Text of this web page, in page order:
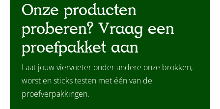
Onze producten
proberen? Vraag een
proefpakket aan
Laat jouw viervoeter onder andere onze brokken,
worst en sticks testen met één van de
proefverpakkingen.